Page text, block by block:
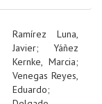
Ramírez Luna,
Javier; Yáñez
Kernke, Marcia;
Venegas Reyes,
Eduardo;